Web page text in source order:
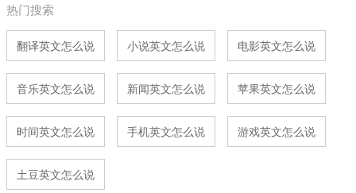
热门搜索
翻译英文怎么说 小说英文怎么说 电影英文怎么说
音乐英文怎么说 新闻英文怎么说 苹果英文怎么说
时间英文怎么说 手机英文怎么说 游戏英文怎么说
土豆英文怎么说